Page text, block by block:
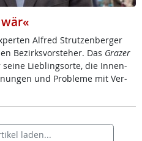
Al­f­red Strut­zen­ber­ger
Be­zirks­vor­ste­her. Das Gra­zer
Lie­b­ling­s­or­te, die In­nen­
und Pro­b­le­me mit Ver­
laden...